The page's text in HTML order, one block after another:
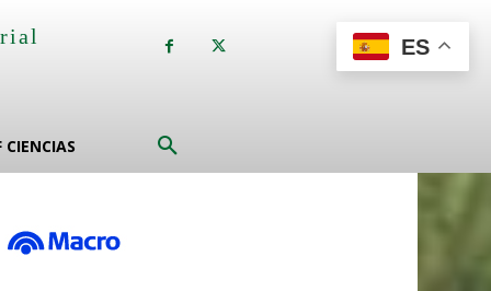
CIENCIAS
ES